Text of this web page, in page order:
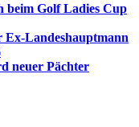
beim Golf Ladies Cup
Ex-Landeshauptmann
neuer Pächter